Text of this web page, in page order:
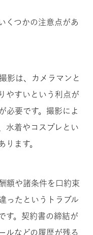
くつかの注意点があ
影は、カメラマンと
やすいという利点が
必要です。撮影によ
水着やコスプレとい
ります。
額や諸条件を口約束
ったというトラブル
す。契約書の締結が
ルなどの履歴が残る